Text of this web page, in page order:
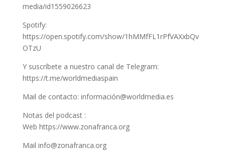
media/id1559026623
Spotify:
https://open.spotify.com/show/1hMMfFL1rPfVAXxbQv
OTzU
Y suscríbete a nuestro canal de Telegram:
https://t.me/worldmediaspain
Mail de contacto: información@worldmedia.es
Notas del podcast :
Web https://www.zonafranca.org
Mail info@zonafranca.org